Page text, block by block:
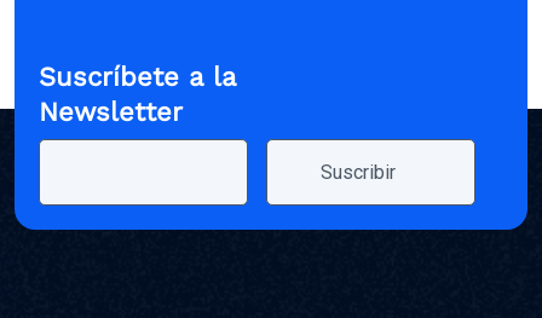
Suscríbete a la
Newsletter